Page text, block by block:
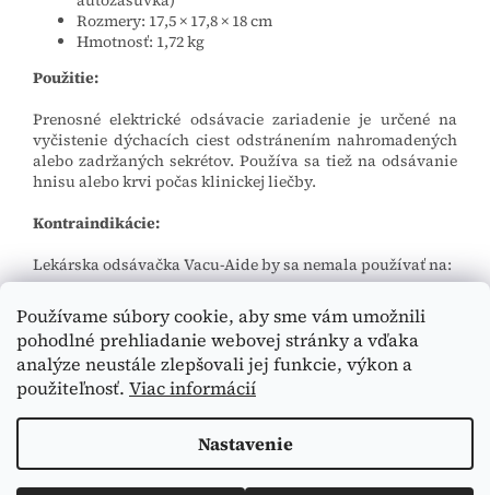
Používame súbory cookie, aby sme vám umožnili
pohodlné prehliadanie webovej stránky a vďaka
analýze neustále zlepšovali jej funkcie, výkon a
použiteľnosť. Viac informácií
Nastavenie
Rozmery: 17,5 × 17,8 × 18 cm
Hmotnosť: 1,72 kg
Použitie:
Prenosné elektrické odsávacie zariadenie je určené na
vyčistenie dýchacích ciest odstránením nahromadených
alebo zadržaných sekrétov. Používa sa tiež na odsávanie
hnisu alebo krvi počas klinickej liečby.
Kontraindikácie:
Lekárska odsávačka Vacu-Aide by sa nemala používať na:
hrudnú drenáž
nasogastrické odsávanie
Vytvoril Shoptet